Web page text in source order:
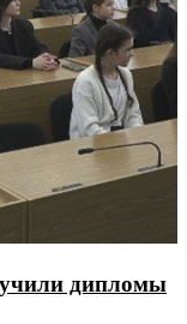
дипломы